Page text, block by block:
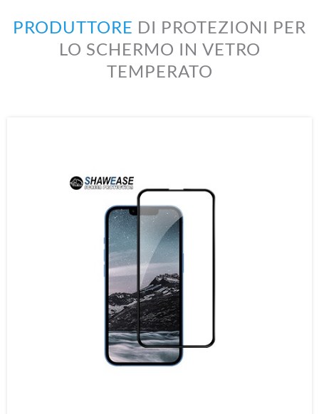
PRODUTTORE DI PROTEZIONI PER
LO SCHERMO IN VETRO
TEMPERATO
Vetro Temperato Con Bordo Tondo
Vetro Temperato Ultra Chiaro
Vetro Temperato Curvo 3D
Vetro Temperato Completo Di Colla
Vetro Temperato Privacy
Vetro Temperato Opaco
Vetro Temperato Anti Raggio Blu